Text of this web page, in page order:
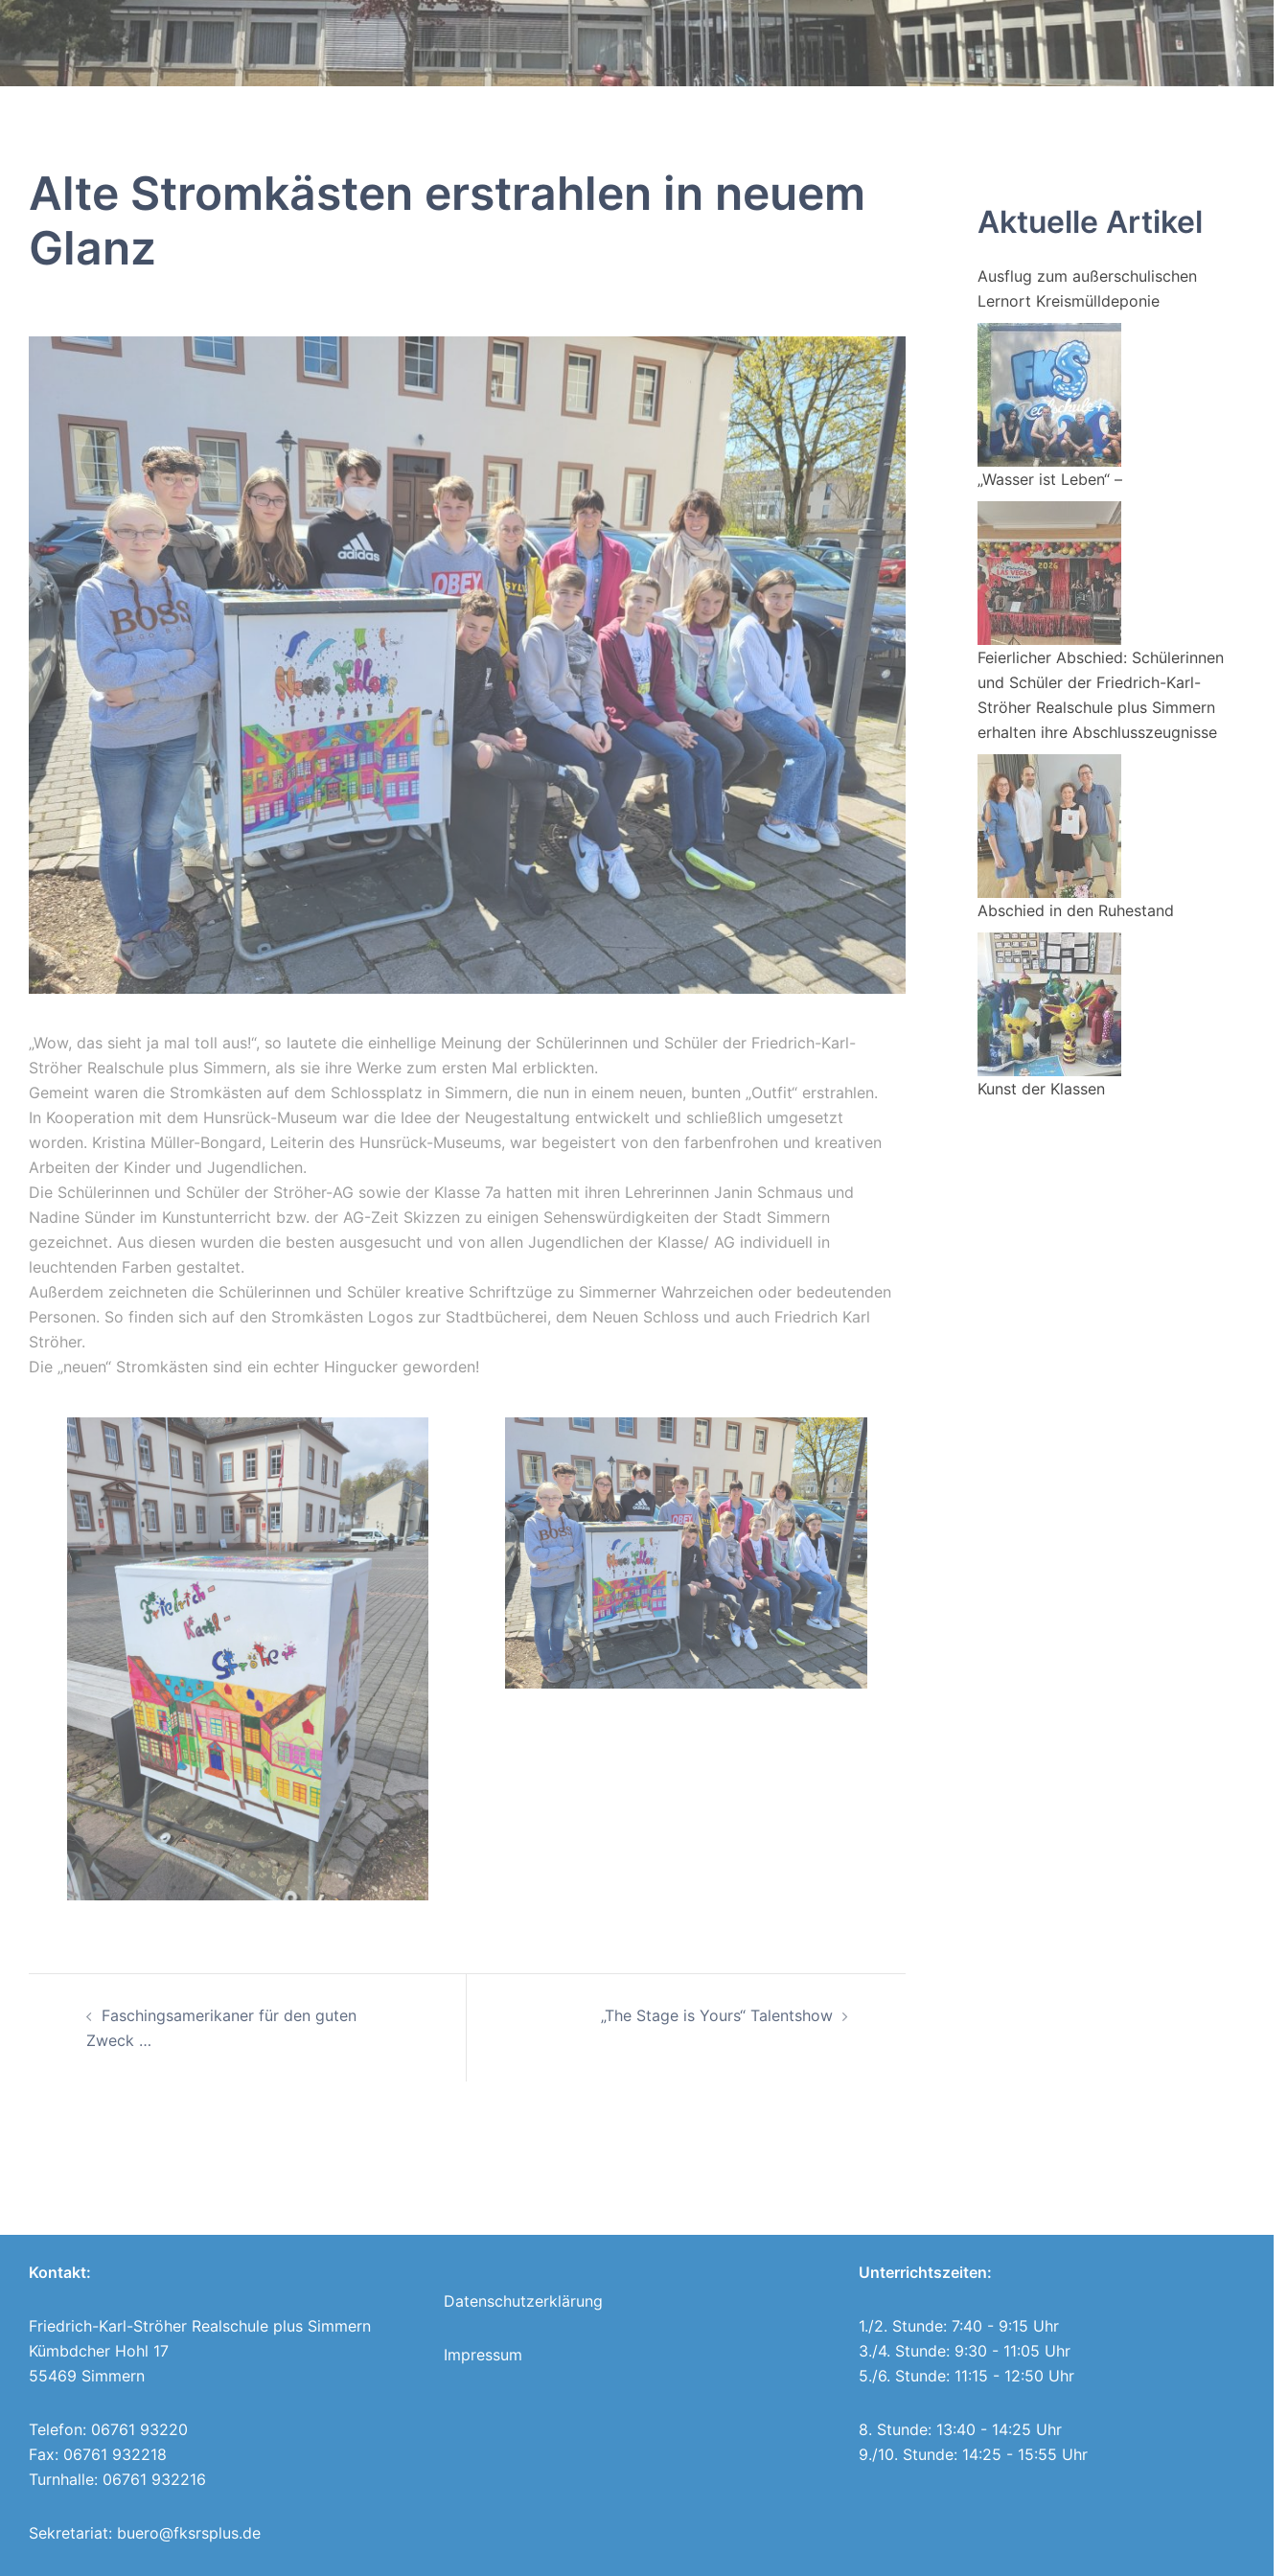
Alte Stromkästen erstrahlen in neuem
Glanz
„Wow, das sieht ja mal toll aus!“, so lautete die einhellige Meinung der Schülerinnen und Schüler der Friedrich-Karl-
Ströher Realschule plus Simmern, als sie ihre Werke zum ersten Mal erblickten.
Gemeint waren die Stromkästen auf dem Schlossplatz in Simmern, die nun in einem neuen, bunten „Outfit“ erstrahlen.
In Kooperation mit dem Hunsrück-Museum war die Idee der Neugestaltung entwickelt und schließlich umgesetzt
worden. Kristina Müller-Bongard, Leiterin des Hunsrück-Museums, war begeistert von den farbenfrohen und kreativen
Arbeiten der Kinder und Jugendlichen.
Die Schülerinnen und Schüler der Ströher-AG sowie der Klasse 7a hatten mit ihren Lehrerinnen Janin Schmaus und
Nadine Sünder im Kunstunterricht bzw. der AG-Zeit Skizzen zu einigen Sehenswürdigkeiten der Stadt Simmern
gezeichnet. Aus diesen wurden die besten ausgesucht und von allen Jugendlichen der Klasse/ AG individuell in
leuchtenden Farben gestaltet.
Außerdem zeichneten die Schülerinnen und Schüler kreative Schriftzüge zu Simmerner Wahrzeichen oder bedeutenden
Personen. So finden sich auf den Stromkästen Logos zur Stadtbücherei, dem Neuen Schloss und auch Friedrich Karl
Ströher.
Die „neuen“ Stromkästen sind ein echter Hingucker geworden!
Faschingsamerikaner für den guten
Zweck …
„The Stage is Yours“ Talentshow
Aktuelle Artikel
Ausflug zum außerschulischen
Lernort Kreismülldeponie
„Wasser ist Leben“ –
Feierlicher Abschied: Schülerinnen
und Schüler der Friedrich-Karl-
Ströher Realschule plus Simmern
erhalten ihre Abschlusszeugnisse
Abschied in den Ruhestand
Kunst der Klassen
Kontakt:
Friedrich-Karl-Ströher Realschule plus Simmern
Kümbdcher Hohl 17
55469 Simmern
Telefon: 06761 93220
Fax: 06761 932218
Turnhalle: 06761 932216
Sekretariat: buero@fksrsplus.de
Datenschutzerklärung
Impressum
Unterrichtszeiten:
1./2. Stunde: 7:40 - 9:15 Uhr
3./4. Stunde: 9:30 - 11:05 Uhr
5./6. Stunde: 11:15 - 12:50 Uhr
8. Stunde: 13:40 - 14:25 Uhr
9./10. Stunde: 14:25 - 15:55 Uhr